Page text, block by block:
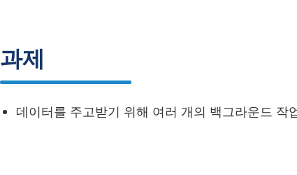
과제
데이터를 주고받기 위해 여러 개의 백그라운드